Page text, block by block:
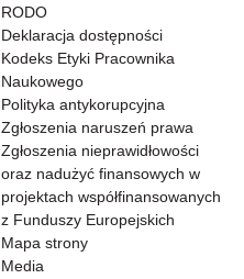
RODO
Deklaracja dostępności
Kodeks Etyki Pracownika
Naukowego
Polityka antykorupcyjna
Zgłoszenia naruszeń prawa
Zgłoszenia nieprawidłowości
oraz nadużyć finansowych w
projektach współfinansowanych
z Funduszy Europejskich
Mapa strony
Media